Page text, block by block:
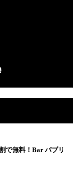
で無料！Bar パブリ